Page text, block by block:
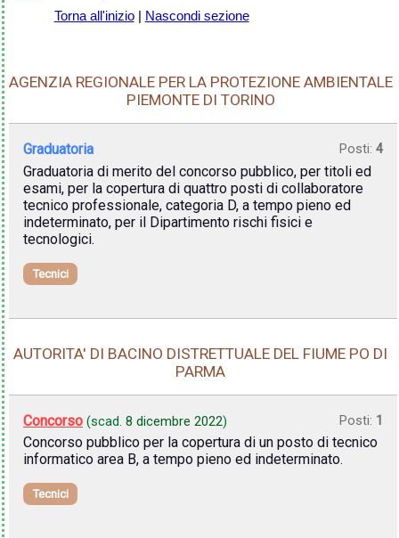
Torna all'inizio| Nascondi sezione
AGENZIA REGIONALE PER LA PROTEZIONE AMBIENTALE
PIEMONTE DI TORINO
Graduatoria Posti: 4
Graduatoria di merito del concorso pubblico, per titoli ed
esami, per la copertura di quattro posti di collaboratore
tecnico professionale, categoria D, a tempo pieno ed
indeterminato, per il Dipartimento rischi fisici e
tecnologici.
Tecnici
AUTORITA' DI BACINO DISTRETTUALE DEL FIUME PO DI
PARMA
Concorso (scad. 8 dicembre 2022) Posti: 1
Concorso pubblico per la copertura di un posto di tecnico
informatico area B, a tempo pieno ed indeterminato.
Tecnici